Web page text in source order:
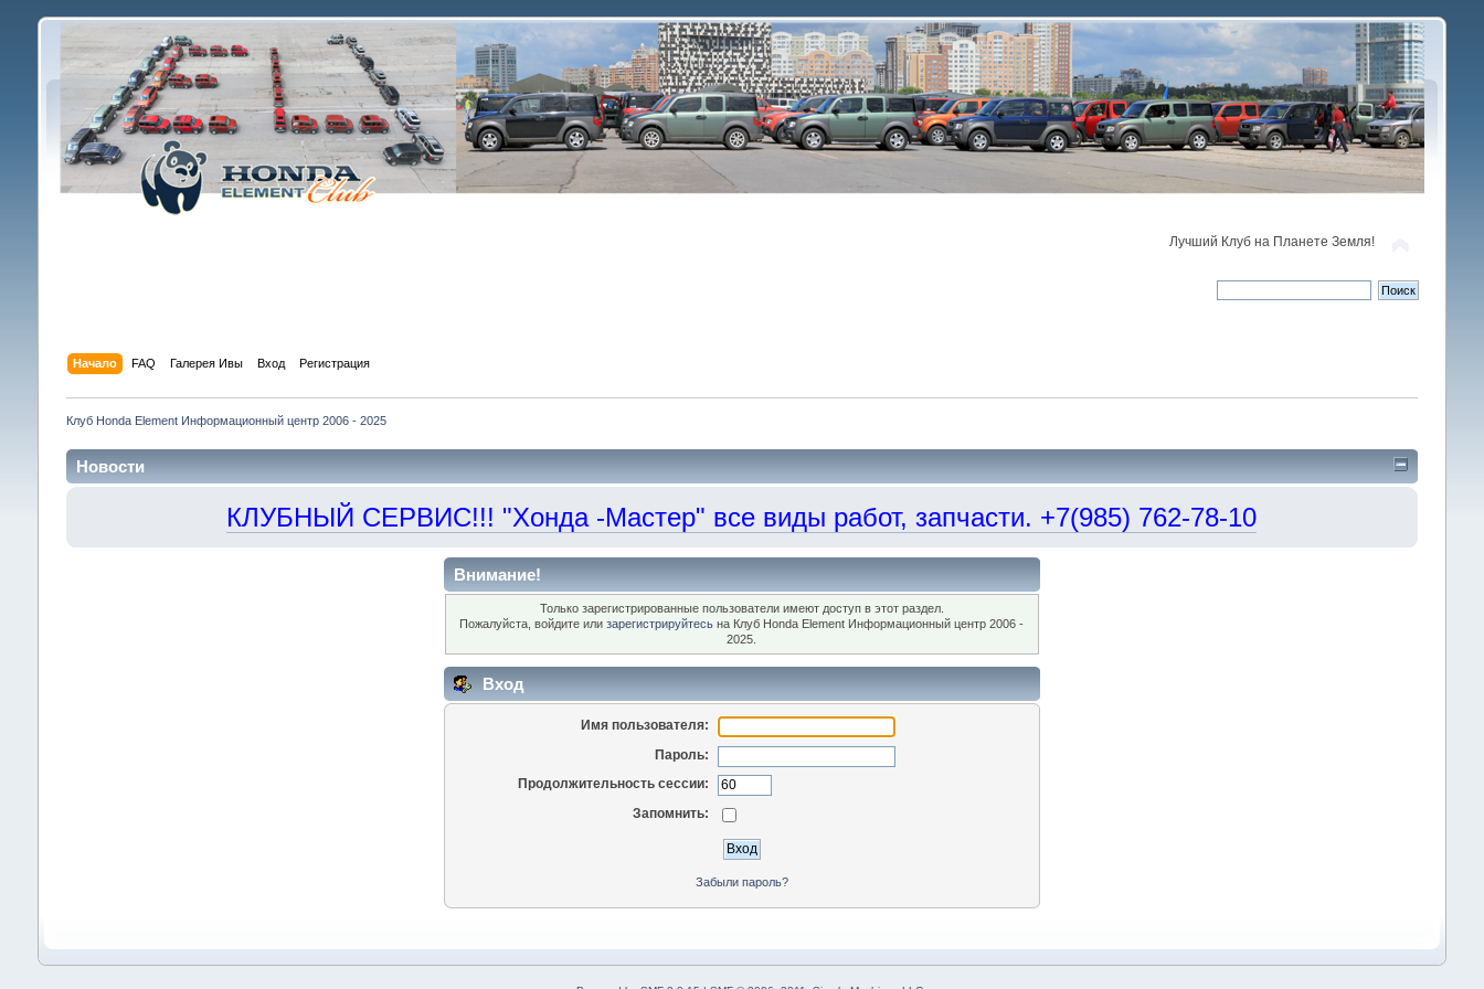
Лучший Клуб на Планете Земля!
Начало FAQ Галерея Ивы Вход Регистрация
Клуб Honda Element Информационный центр 2006 - 2025
Новости
КЛУБНЫЙ СЕРВИС!!! "Хонда -Мастер" все виды работ, запчасти. +7(985) 762-78-10
Внимание!
Только зарегистрированные пользователи имеют доступ в этот раздел.
Пожалуйста, войдите илизарегистрируйтесь на Клуб Honda Element Информационный центр 2006 -
2025.
Вход
Имя пользователя:
Пароль:
Продолжительность сессии:
Запомнить:
Забыли пароль?